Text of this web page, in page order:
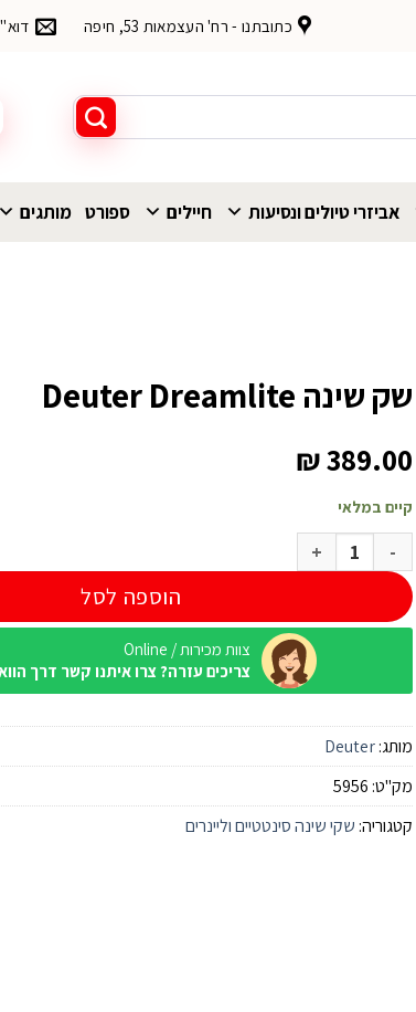
כתובתנו - רח' העצמאות 53, חיפה
אביזרי טיולים ונסיעות חיילים ספורט מותגים
שק שינה Deuter Dreamlite
₪389.00
קיים במלאי
כמות של שק שינה Deuter Dreamlite
הוספה לסל
צוות מכירות / Online
צריכים עזרה? צרו איתנו קשר דרך
מותג:Deuter
מק"ט: 5956
קטגוריה: שקי שינה סינטטיים וליינרים